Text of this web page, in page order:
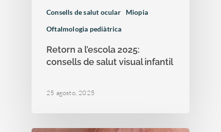
Consells de salut ocular
Miopia
Oftalmologia pediàtrica
Retorn a l’escola 2025:
consells de salut visual infantil
25 agosto, 2025